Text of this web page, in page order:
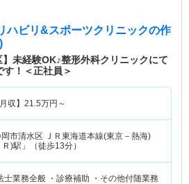
ハビリ&スポーツクリニックの作
】未経験OK♪整形外科クリニックにて
！＜正社員＞
収】 21.5万円～
市清水区 ＪＲ東海道本線(東京－熱海)
Ｒ)駅」（徒歩13分）
士業務全般 ・診療補助 ・その他付随業務